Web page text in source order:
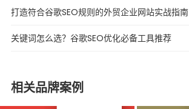
打造符合谷歌SEO规则的外贸企业网站实战指南
关键词怎么选？谷歌SEO优化必备工具推荐
相关品牌案例